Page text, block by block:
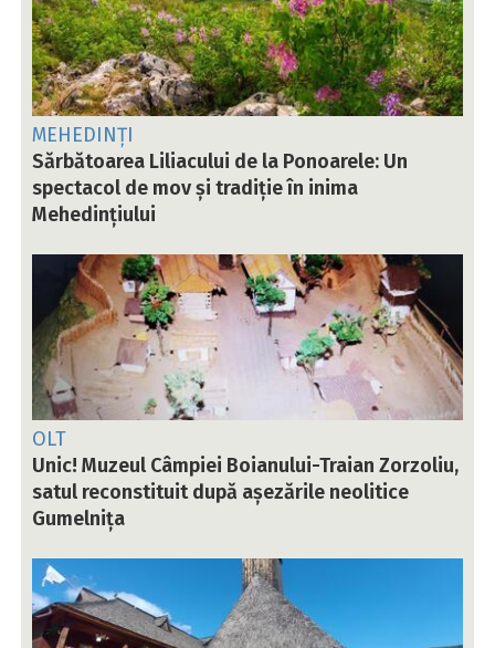
MEHEDINȚI
Sărbătoarea Liliacului de la Ponoarele: Un
spectacol de mov și tradiție în inima
Mehedințiului
OLT
Unic! Muzeul Câmpiei Boianului-Traian Zorzoliu,
satul reconstituit după așezările neolitice
Gumelnița